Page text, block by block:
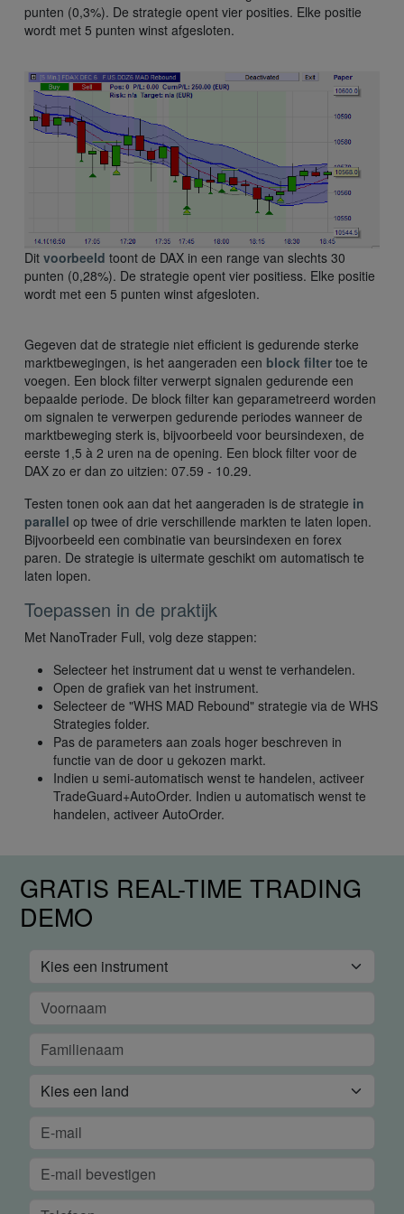
punten (0,3%). De strategie opent vier posities. Elke positie
wordt met 5 punten winst afgesloten.
Dit voorbeeld toont de DAX in een range van slechts 30
punten (0,28%). De strategie opent vier positiess. Elke positie
wordt met een 5 punten winst afgesloten.
Gegeven dat de strategie niet efficient is gedurende sterke
marktbewegingen, is het aangeraden een block filter toe te
voegen. Een block filter verwerpt signalen gedurende een
bepaalde periode. De block filter kan geparametreerd worden
om signalen te verwerpen gedurende periodes wanneer de
marktbeweging sterk is, bijvoorbeeld voor beursindexen, de
eerste 1,5 à 2 uren na de opening. Een block filter voor de
DAX zo er dan zo uitzien: 07.59 - 10.29.
Testen tonen ook aan dat het aangeraden is de strategie in
parallel op twee of drie verschillende markten te laten lopen.
Bijvoorbeeld een combinatie van beursindexen en forex
paren. De strategie is uitermate geschikt om automatisch te
laten lopen.
Toepassen in de praktijk
Met NanoTrader Full, volg deze stappen:
Selecteer het instrument dat u wenst te verhandelen.
Open de grafiek van het instrument.
Selecteer de "WHS MAD Rebound" strategie via de WHS
Strategies folder.
Pas de parameters aan zoals hoger beschreven in
functie van de door u gekozen markt.
Indien u semi-automatisch wenst te handelen, activeer
TradeGuard+AutoOrder. Indien u automatisch wenst te
handelen, activeer AutoOrder.
GRATIS REAL-TIME TRADING
DEMO